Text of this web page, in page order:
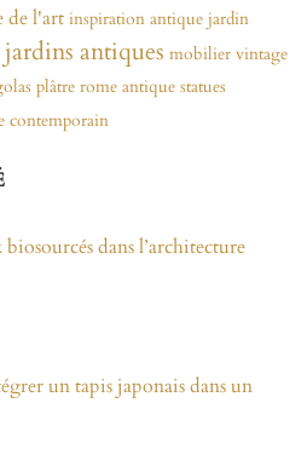
de l'art inspiration antique jardin
jardins antiques mobilier vintage
plâtre rome antique statues
contemporain
dans l’architecture
un tapis japonais dans un